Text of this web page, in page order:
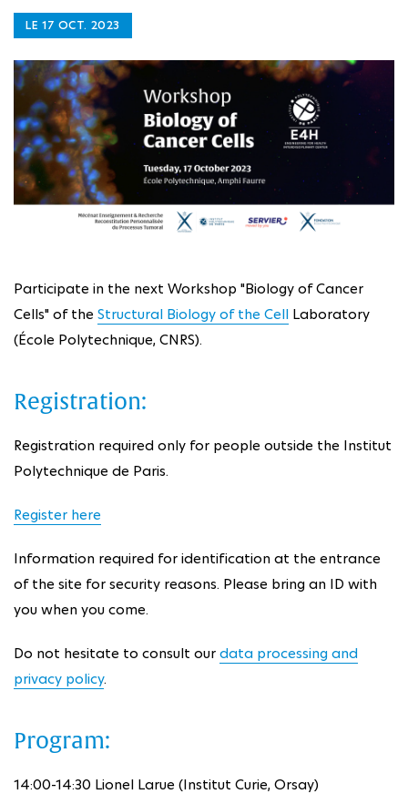
LE 17 OCT. 2023
Participate in the next Workshop "Biology of Cancer
Cells" of the Structural Biology of the Cell Laboratory
(École Polytechnique, CNRS).
Registration:
Registration required only for people outside the Institut
Polytechnique de Paris.
Register here
Information required for identification at the entrance
of the site for security reasons. Please bring an ID with
you when you come.
Do not hesitate to consult ourdata processing and
privacy policy.
Program:
14:00-14:30 Lionel Larue (Institut Curie, Orsay)